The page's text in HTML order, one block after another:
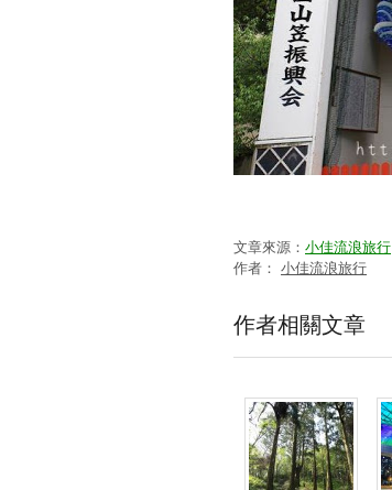
文章來源： 小佳流浪旅行
作者： 小佳流浪旅行
作者相關文章